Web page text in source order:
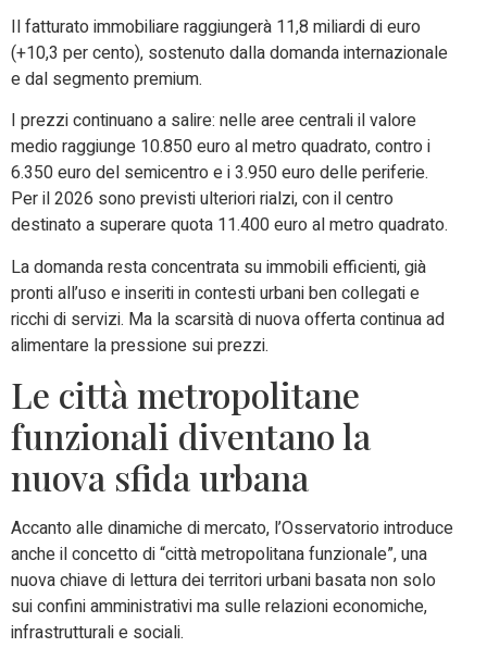
Il fatturato immobiliare raggiungerà 11,8 miliardi di euro
(+10,3 per cento), sostenuto dalla domanda internazionale
e dal segmento premium.
I prezzi continuano a salire: nelle aree centrali il valore
medio raggiunge 10.850 euro al metro quadrato, contro i
6.350 euro del semicentro e i 3.950 euro delle periferie.
Per il 2026 sono previsti ulteriori rialzi, con il centro
destinato a superare quota 11.400 euro al metro quadrato.
La domanda resta concentrata su immobili efficienti, già
pronti all’uso e inseriti in contesti urbani ben collegati e
ricchi di servizi. Ma la scarsità di nuova offerta continua ad
alimentare la pressione sui prezzi.
Le città metropolitane
funzionali diventano la
nuova sfida urbana
Accanto alle dinamiche di mercato, l’Osservatorio introduce
anche il concetto di “città metropolitana funzionale”, una
nuova chiave di lettura dei territori urbani basata non solo
sui confini amministrativi ma sulle relazioni economiche,
infrastrutturali e sociali.